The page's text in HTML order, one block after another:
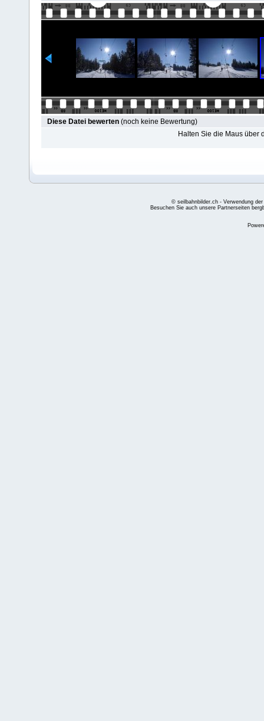
Diese Datei bewerten (noch keine Bewertung)
Halten Sie die Maus über
© seilbahnbilder.ch - Verwendung
Besuchen Sie auch unsere Partnerseiten